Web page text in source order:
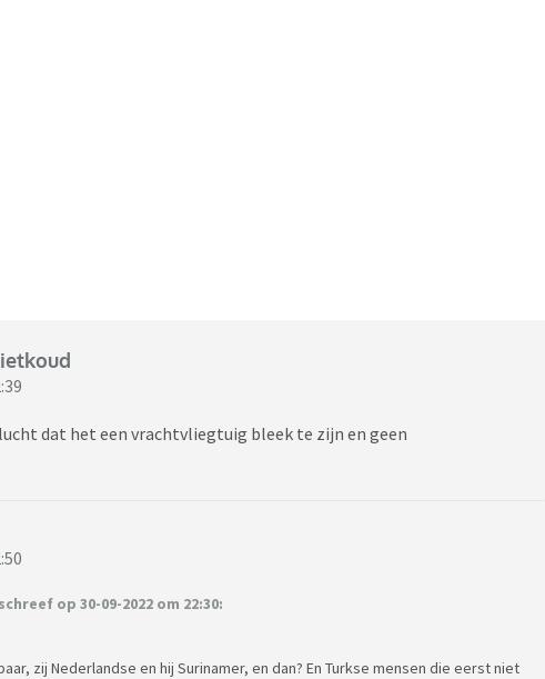
dat het een vrachtvliegtuig bleek te zijn en geen
op 30-09-2022 om 22:30:
zij Nederlandse en hij Surinamer, en dan? En Turkse mensen die eerst niet